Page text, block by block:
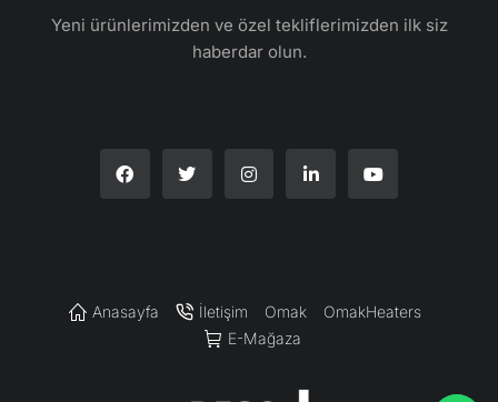
Yeni ürünlerimizden ve özel tekliflerimizden ilk siz
haberdar olun.​
Anasayfa İletişim Omak
OmakHeaters
E-Mağaza